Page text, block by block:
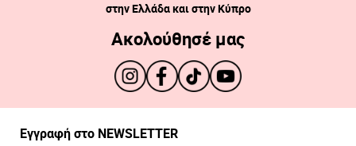
στην Ελλάδα και στην Κύπρο
Ακολούθησέ μας
Εγγραφή στο NEWSLETTER